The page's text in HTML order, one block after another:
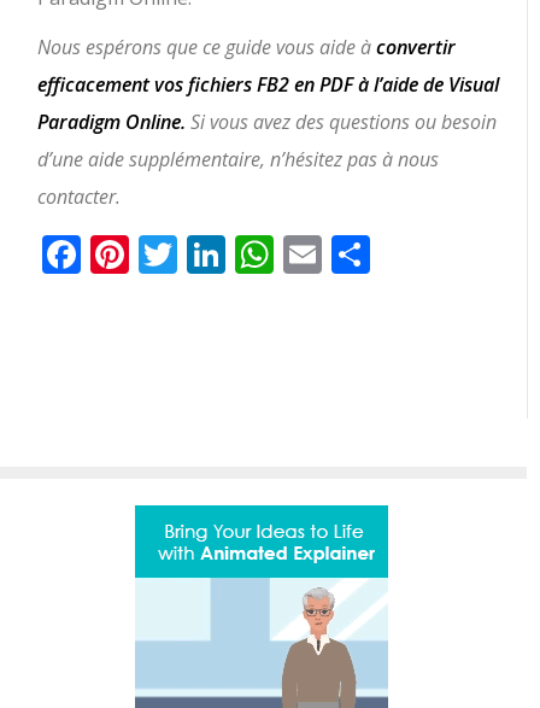
Nous espérons que ce guide vous aide àconvertir
efficacement vos fichiers FB2 en PDF à l’aide de Visual
Paradigm Online. Si vous avez des questions ou besoin
d’une aide supplémentaire, n’hésitez pas à nous
contacter.
Facebook
Pinterest
Twitter
LinkedIn
WhatsApp
Email